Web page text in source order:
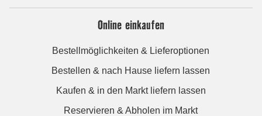
Online einkaufen
Bestellmöglichkeiten & Lieferoptionen
Bestellen & nach Hause liefern lassen
Kaufen & in den Markt liefern lassen
Reservieren & Abholen im Markt